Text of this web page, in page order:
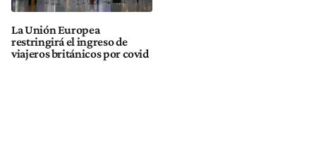
La Unión Europea
restringirá el ingreso de
viajeros británicos por covid